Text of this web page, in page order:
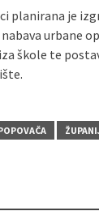
planirana je
urbane
škole te